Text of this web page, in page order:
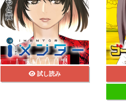
試し読み